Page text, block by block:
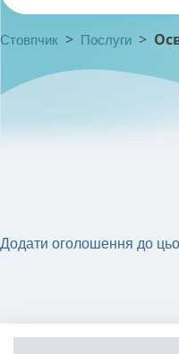
Стовпчик > Послуги >
Додати оголошення до